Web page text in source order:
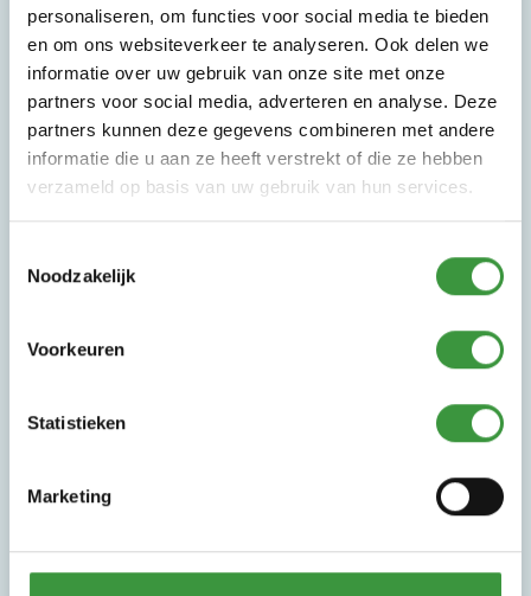
personaliseren, om functies voor social media te bieden
en om ons websiteverkeer te analyseren. Ook delen we
informatie over uw gebruik van onze site met onze
partners voor social media, adverteren en analyse. Deze
partners kunnen deze gegevens combineren met andere
informatie die u aan ze heeft verstrekt of die ze hebben
verzameld op basis van uw gebruik van hun services.
Noodzakelijk
Voorkeuren
Statistieken
Marketing
Allround medewerker (oproepkrachten)
Wij zoeken parttime allround medewerkers die
graag ons gezellige team wil komen versterken in
de weekenden en vakanties. Bij Monkey Town
Delft doen wij er iedere dag alles aan om onze
je ontvangt onze gasten aan de balie, bent het
eerste aanspreekpunt, zorgt dat de speeltuin er
er voor te zorgen dat iedereen veilig en
weekenddag per week beschikbaar zijn. De
en motivatie naar